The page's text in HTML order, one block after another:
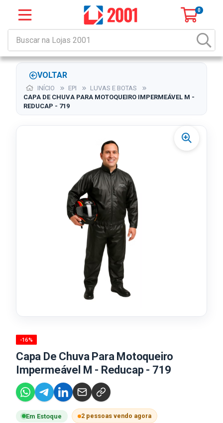
0
VOLTAR
INÍCIO EPI
LUVAS E BOTAS
CAPA DE CHUVA PARA MOTOQUEIRO IMPERMEÁVEL M -
REDUCAP - 719
-16%
Capa De Chuva Para Motoqueiro
Impermeável M - Reducap - 719
Em Estoque 2 pessoas vendo agora